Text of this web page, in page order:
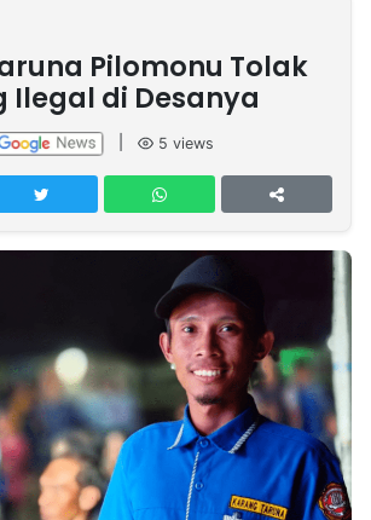
Pilomonu Tolak
Ilegal di Desanya
5 views